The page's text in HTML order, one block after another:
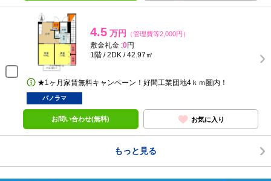
4.5 万円 （管理費等2,000円）
敷金礼金 :0円
1階 / 2DK / 42.97㎡
★1ヶ月家賃無料キャンペーン！好間工業団地4ｋｍ圏内！
パノラマ
お問い合わせ(無料) お気に入り
もっと見る